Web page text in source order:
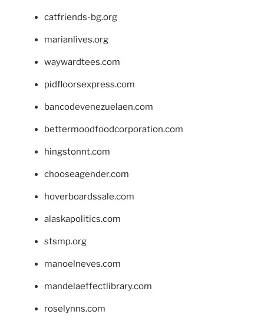
catfriends-bg.org
marianlives.org
waywardtees.com
pidfloorsexpress.com
bancodevenezuelaen.com
bettermoodfoodcorporation.com
hingstonnt.com
chooseagender.com
hoverboardssale.com
alaskapolitics.com
stsmp.org
manoelneves.com
mandelaeffectlibrary.com
roselynns.com